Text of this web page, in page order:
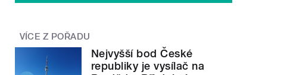
VÍCE Z POŘADU
Nejvyšší bod České
republiky je vysílač na